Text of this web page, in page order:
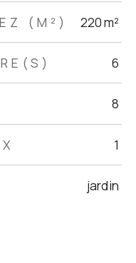
(M²) 220 m²
6
8
1
jardin